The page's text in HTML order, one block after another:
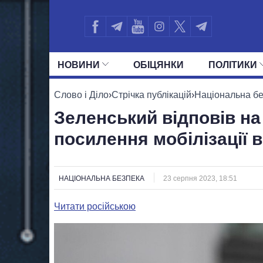
НОВИНИ ОБIЦЯНКИ ПОЛIТИКИ
УСІ ПОЛІТИКИ ПРЕЗИДЕНТ І
Слово і Діло›Стрічка публікацій›Національна
Зеленський відповів
посилення мобілізації в
НАЦІОНАЛЬНА БЕЗПЕКА 23 серпня 2023, 18:51
Читати російською